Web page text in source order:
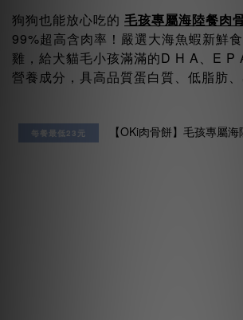
狗狗也能放心吃的 毛孩專屬海陸餐肉
99%超高含肉率！嚴選大海魚蝦新鮮
雞，給犬貓毛小孩滿滿的D H A、E P
營養成分，具高品質蛋白質、低脂肪、
每餐最低23元